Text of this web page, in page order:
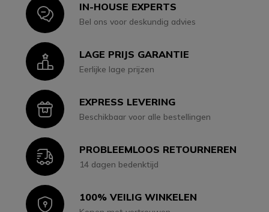
IconIN-HOUSE EXPERTS
Bel ons voor deskundig advies
IconLAGE PRIJS GARANTIE
Eerlijke lage prijzen
IconEXPRESS LEVERING
Beschikbaar voor alle bestellingen
IconPROBLEEMLOOS RETOURNEREN
14 dagen bedenktijd
Icon100% VEILIG WINKELEN